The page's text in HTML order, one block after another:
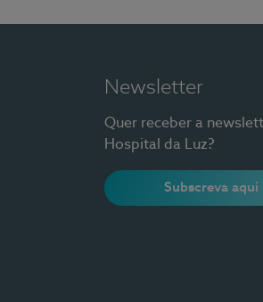
Newsletter
Quer receber a
Hospital da Luz?
Subscreva aqui